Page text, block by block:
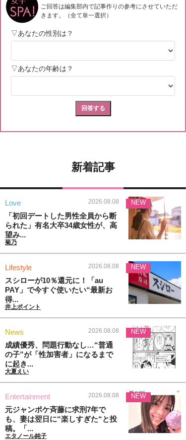
新着記事
Love 2026.08.08
「初回デートした男性全員から断
られた」有名大卒34歳女性が、高
望み...
菊乃
NEW
Lifestyle 2026.08.08
スシローが10％還元に！「au
PAY」で今すぐ使いたい“最新お
得...
井上ポイント
NEW
News 2026.08.08
成績優秀、問題行動なし…“普通
の子”が「性加害者」になるまで
に起き...
大夏えい
NEW
Entertainment 2026.08.08
元ジャンポケ斉藤に求刑7年で
も、妻は翌日に“楽しすぎた“と投
稿。「...
エタノール純子
NEW